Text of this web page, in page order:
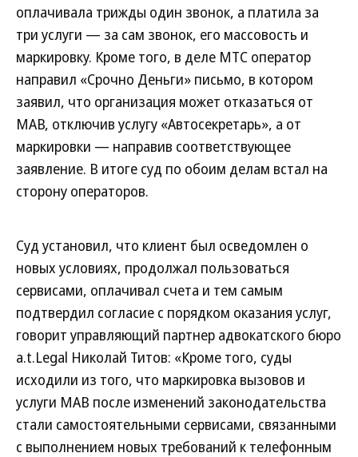
оплачивала трижды один звонок, а платила за
три услуги — за сам звонок, его массовость и
маркировку. Кроме того, в деле МТС оператор
направил «Срочно Деньги» письмо, в котором
заявил, что организация может отказаться от
МАВ, отключив услугу «Автосекретарь», а от
маркировки — направив соответствующее
заявление. В итоге суд по обоим делам встал на
сторону операторов.
Суд установил, что клиент был осведомлен о
новых условиях, продолжал пользоваться
сервисами, оплачивал счета и тем самым
подтвердил согласие с порядком оказания услуг,
говорит управляющий партнер адвокатского бюро
a.t.Legal Николай Титов: «Кроме того, суды
исходили из того, что маркировка вызовов и
услуги МАВ после изменений законодательства
стали самостоятельными сервисами, связанными
с выполнением новых требований к телефонным